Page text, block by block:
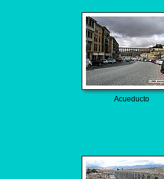
Acueducto